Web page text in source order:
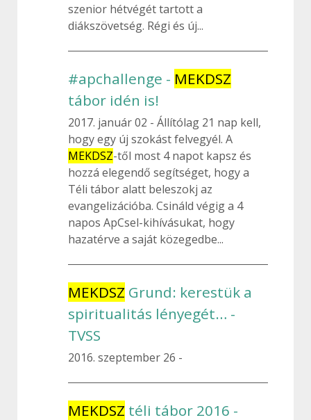
szenior hétvégét tartott a
diákszövetség. Régi és új...
#apchallenge - MEKDSZ
tábor idén is!
2017. január 02
Állítólag 21 nap kell,
hogy egy új szokást felvegyél. A
MEKDSZ-től most 4 napot kapsz és
hozzá elegendő segítséget, hogy a
Téli tábor alatt beleszokj az
evangelizációba. Csináld végig a 4
napos ApCsel-kihívásukat, hogy
hazatérve a saját közegedbe...
MEKDSZ Grund: kerestük a
spiritualitás lényegét… -
TVSS
2016. szeptember 26
MEKDSZ téli tábor 2016 -